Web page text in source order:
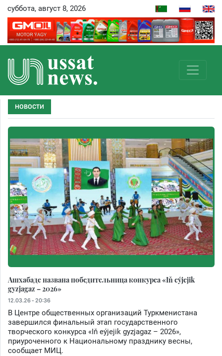
суббота, август 8, 2026
НОВОСТИ
Ашхабаде названа победительница конкурса «Iň eýjejik
gyzjagaz – 2026»
12.03.26 - 20:36
В Центре общественных организаций Туркменистана
завершился финальный этап государственного
творческого конкурса «Iň eýjejik gyzjagaz – 2026»,
приуроченного к Национальному празднику весны,
сообщает МИЦ.